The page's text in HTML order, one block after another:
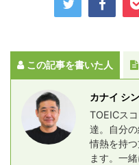
この記事を書いた人
カナイ シ
TOEICス
達。自分
情熱を持
ます。一